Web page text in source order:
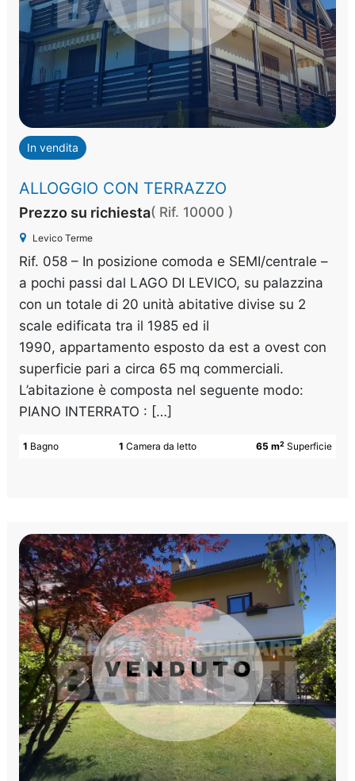
In vendita
ALLOGGIO CON TERRAZZO
Prezzo su richiesta( Rif. 10000 )
Levico Terme
Rif. 058 – In posizione comoda e SEMI/centrale –
a pochi passi dal LAGO DI LEVICO, su palazzina
con un totale di 20 unità abitative divise su 2
scale edificata tra il 1985 ed il
1990, appartamento esposto da est a ovest con
superficie pari a circa 65 mq commerciali.
L’abitazione è composta nel seguente modo:
PIANO INTERRATO : […]
65 m2 Superficie
1 Camera da letto
1 Bagno